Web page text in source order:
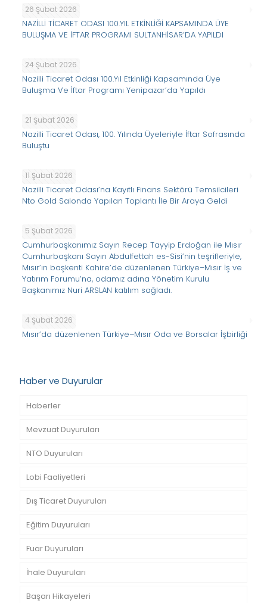
26 Şubat 2026
NAZİLLİ TİCARET ODASI 100.YIL ETKİNLİĞİ KAPSAMINDA ÜYE
BULUŞMA VE İFTAR PROGRAMI SULTANHİSAR’DA YAPILDI
24 Şubat 2026
Nazilli Ticaret Odası 100.Yıl Etkinliği Kapsamında Üye
Buluşma Ve İftar Programı Yenipazar’da Yapıldı
21 Şubat 2026
Nazilli Ticaret Odası, 100. Yılında Üyeleriyle İftar Sofrasında
Buluştu
11 Şubat 2026
Nazilli Ticaret Odası’na Kayıtlı Finans Sektörü Temsilcileri
Nto Gold Salonda Yapılan Toplantı İle Bir Araya Geldi
5 Şubat 2026
Cumhurbaşkanımız Sayın Recep Tayyip Erdoğan ile Mısır
Cumhurbaşkanı Sayın Abdulfettah es-Sisi’nin teşrifleriyle,
Mısır’ın başkenti Kahire’de düzenlenen Türkiye–Mısır İş ve
Yatırım Forumu’na, odamız adına Yönetim Kurulu
Başkanımız Nuri ARSLAN katılım sağladı.
4 Şubat 2026
Mısır’da düzenlenen Türkiye–Mısır Oda ve Borsalar İşbirliği
Haber ve Duyurular
Haberler
Mevzuat Duyuruları
NTO Duyuruları
Lobi Faaliyetleri
Dış Ticaret Duyuruları
Eğitim Duyuruları
Fuar Duyuruları
İhale Duyuruları
Başarı Hikayeleri